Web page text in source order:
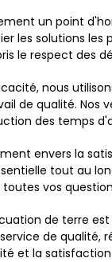
un point
les solutions les
le respect des
nous
de qualité. Nos
des temps
envers la
tout au
vos
de terre
service de
et la